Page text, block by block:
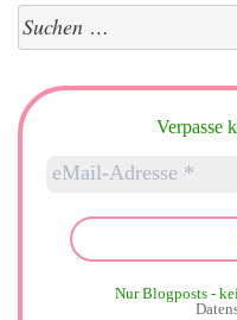
Suchen
nach:
Verpasse
Nur Blogposts -